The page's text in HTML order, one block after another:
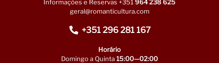
Informações e Reservas +351 964 238 625
geral@romanticultura.com
+351 296 281 167
Horário
Domingo a Quinta15:00—02:00